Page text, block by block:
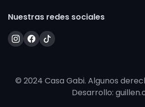
Nuestras redes sociales
© 2024 Casa Gabi. Algunos
Desarrollo: